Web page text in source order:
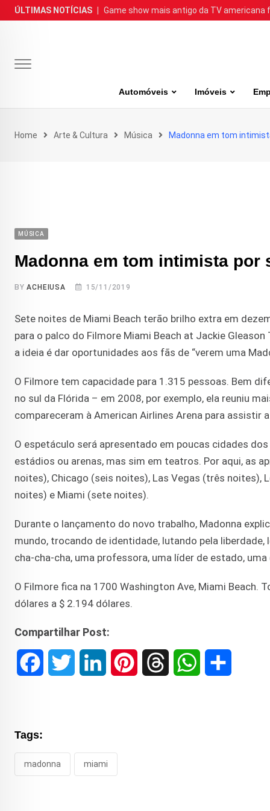
Skip
to
ÚLTIMAS NOTÍCIAS Game show mais antigo da TV americana
Automóveis Imóveis
Home Arte & Cultura Música Madonna em tom
MÚSICA
Madonna em tom intimista por
BYACHEIUSA 15/11/2019
Sete noites de Miami Beach terão brilho extra em
para o palco do Filmore Miami Beach at Jackie
a ideia é dar oportunidades aos fãs de “verem uma
O Filmore tem capacidade para 1.315 pessoas. Bem
no sul da Flórida – em 2008, por exemplo, ela reuniu
compareceram à American Airlines Arena para assistir
O espetáculo será apresentado em poucas cidades
estádios ou arenas, mas sim em teatros. Por aqui, as
noites), Chicago (seis noites), Las Vegas (três noites),
noites) e Miami (sete noites).
Durante o lançamento do novo trabalho, Madonna
mundo, trocando de identidade, lutando pela liberdade,
cha-cha-cha, uma professora, uma líder de estado, uma
O Filmore fica na 1700 Washington Ave, Miami Beach.
dólares a $ 2.194 dólares.
Compartilhar Post:
b e
Tags:
madonna miami